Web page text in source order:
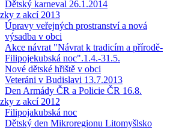
Dětský karneval 26.1.2014
z akcí 2013
Úpravy veřejných prostranství a nová
výsadba v obci
Akce návrat "Návrat k tradicím a přírodě-
Filipojekubská noc".1.4.-31.5.
Nové dětské hřiště v obci
Veteráni v Budislavi 13.7.2013
Den Armády ČR a Policie ČR 16.8.
z akcí 2012
Filipojakubská noc
Dětský den Mikroregionu Litomyšlsko